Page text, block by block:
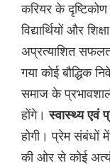
करियर के दृष्टिकोण
विद्यार्थियों और
अप्रत्याशित सफलता
गया कोई बौद्धिक
समाज के
होंगे।स्वास्थ्य एवं
होगी। प्रेम संबंधों
की ओर से कोई